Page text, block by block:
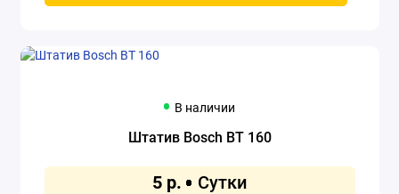
В наличии
Штатив Bosch BT 160
5 р.